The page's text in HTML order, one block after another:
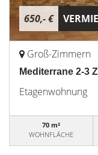
650,- €
Groß-Zimmern
Mediterrane 2-3
Etagenwohnung
70 m²
WOHNFLÄCHE